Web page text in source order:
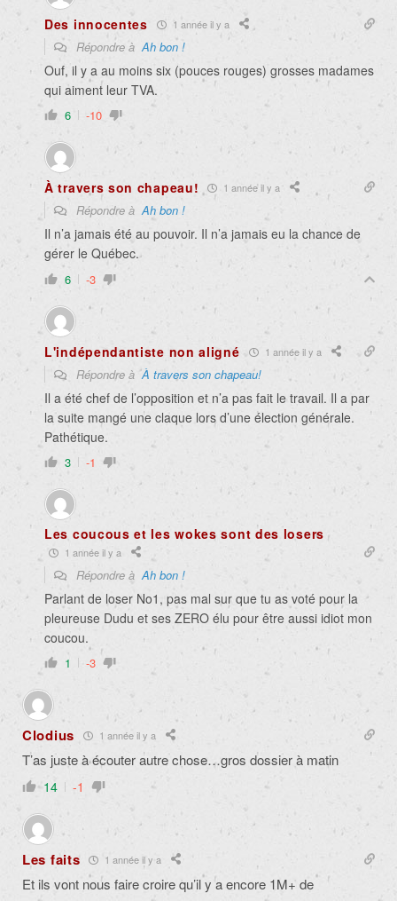
Des innocentes 1 année il y a
Répondre àAh bon !
Ouf, il y a au moins six (pouces rouges) grosses madames
qui aiment leur TVA.
6 -10
À travers son chapeau! 1 année il y a
Répondre àAh bon !
Il n’a jamais été au pouvoir. Il n’a jamais eu la chance de
gérer le Québec.
6 -3
L'indépendantiste non aligné 1 année il y a
Répondre àÀ travers son chapeau!
Il a été chef de l’opposition et n’a pas fait le travail. Il a par
la suite mangé une claque lors d’une élection générale.
Pathétique.
3 -1
Les coucous et les wokes sont des losers
1 année il y a
Répondre àAh bon !
Parlant de loser No1, pas mal sur que tu as voté pour la
pleureuse Dudu et ses ZERO élu pour être aussi idiot mon
coucou.
1 -3
Clodius 1 année il y a
T’as juste à écouter autre chose…gros dossier à matin
14 -1
Les faits 1 année il y a
Et ils vont nous faire croire qu’il y a encore 1M+ de